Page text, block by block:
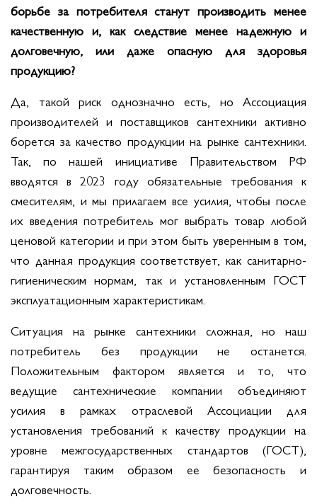
борьбе за потребителя станут производить менее
качественную и, как следствие менее надежную и
долговечную, или даже опасную для здоровья
продукцию?
Да, такой риск однозначно есть, но Ассоциация
производителей и поставщиков сантехники активно
борется за качество продукции на рынке сантехники.
Так, по нашей инициативе Правительством РФ
вводятся в 2023 году обязательные требования к
смесителям, и мы прилагаем все усилия, чтобы после
их введения потребитель мог выбрать товар любой
ценовой категории и при этом быть уверенным в том,
что данная продукция соответствует, как санитарно-
гигиеническим нормам, так и установленным ГОСТ
эксплуатационным характеристикам.
Ситуация на рынке сантехники сложная, но наш
потребитель без продукции не останется.
Положительным фактором является и то, что
ведущие сантехнические компании объединяют
усилия в рамках отраслевой Ассоциации для
установления требований к качеству продукции на
уровне межгосударственных стандартов (ГОСТ),
гарантируя таким образом ее безопасность и
долговечность.